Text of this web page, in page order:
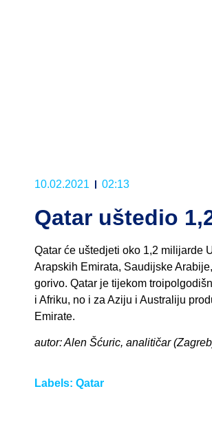
10.02.2021 02:13
Qatar uštedio
Qatar će uštedjeti oko 1,2 milijarde
Arapskih Emirata, Saudijske
gorivo. Qatar je tijekom
i Afriku, no i za Aziju i Australiju
Emirate.
autor: Alen Šćuric, analitičar
Labels: Qatar